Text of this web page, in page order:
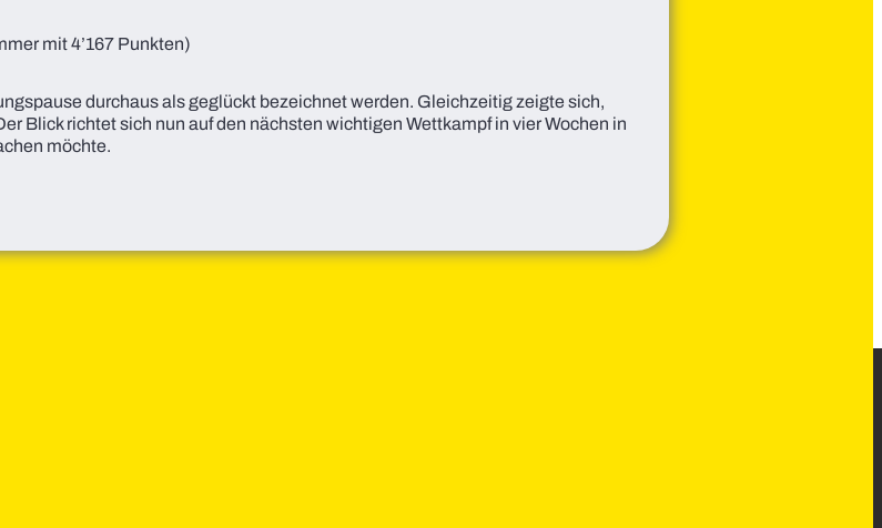
mit 4’167 Punkten)
durchaus als geglückt bezeichnet werden. Gleichzeitig zeigte sich,
Blick richtet sich nun auf den nächsten wichtigen Wettkampf in vier Wochen in
möchte.